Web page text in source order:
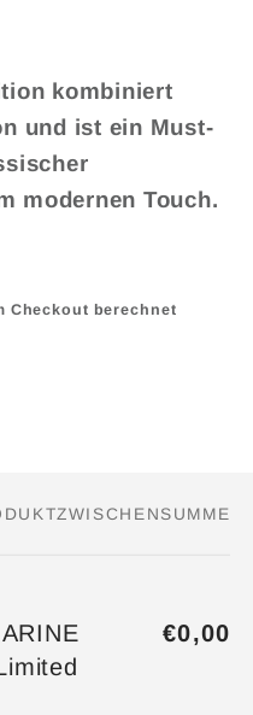
kombiniert
und ist ein Must-
modernen Touch.
Checkout berechnet
€0,00